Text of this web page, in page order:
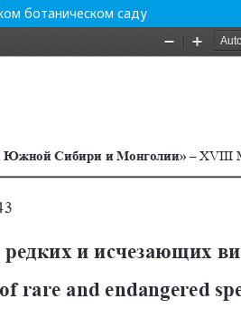
ботаническом саду